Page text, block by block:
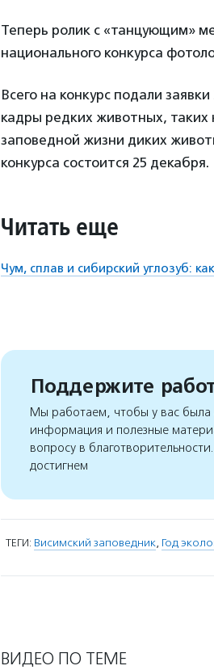
Теперь ролик с «танцующим»
национального конкурса
Всего на конкурс подали
кадры редких животных, таких
заповедной жизни диких
конкурса состоится 25 декабря.
Читать еще
Чум, сплав и сибирский углозуб:
Поддержите
Мы работаем, чтобы у вас была
информация и полезные
вопросу в
достигнем
ТЕГИ: Висимский заповедник, Год
ВИДЕО ПО ТЕМЕ